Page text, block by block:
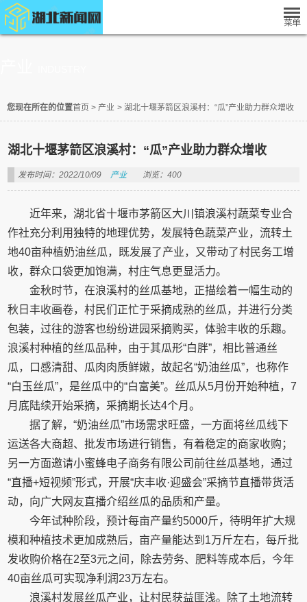
您现在所在的位置首页 > 产业 > 湖北十堰茅箭区浪溪村：“瓜”产业助力群众增收
湖北十堰茅箭区浪溪村：“瓜”产业助力群众增收
发布时间：2022/10/09 产业 浏览：400
近年来，湖北省十堰市茅箭区大川镇浪溪村蔬菜专业合
作社充分利用独特的地理优势，发展特色蔬菜产业，流转土
地40亩种植奶油丝瓜，既发展了产业，又带动了村民务工增
收，群众口袋更加饱满，村庄气息更显活力。
金秋时节，在浪溪村的丝瓜基地，正描绘着一幅生动的
秋日丰收画卷，村民们正忙于采摘成熟的丝瓜，并进行分类
包装，过往的游客也纷纷进园采摘购买，体验丰收的乐趣。
浪溪村种植的丝瓜品种，由于其瓜形“白胖”，相比普通丝
瓜，口感清甜、瓜肉肉质鲜嫩，故起名“奶油丝瓜”，也称作
“白玉丝瓜”，是丝瓜中的“白富美”。丝瓜从5月份开始种植，7
月底陆续开始采摘，采摘期长达4个月。
据了解，“奶油丝瓜”市场需求旺盛，一方面将丝瓜线下
运送各大商超、批发市场进行销售，有着稳定的商家收购；
另一方面邀请小蜜蜂电子商务有限公司前往丝瓜基地，通过
“直播+短视频”形式，开展“庆丰收·迎盛会”采摘节直播带货活
动，向广大网友直播介绍丝瓜的品质和产量。
今年试种阶段，预计每亩产量约5000斤，待明年扩大规
模和种植技术更加成熟后，亩产量能达到1万斤左右，每斤批
发收购价格在2至3元之间，除去劳务、肥料等成本后，今年
40亩丝瓜可实现净利润23万左右。
浪溪村发展丝瓜产业，让村民获益匪浅。除了土地流转